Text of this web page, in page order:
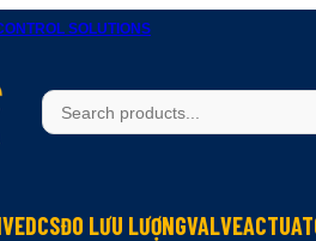
SOLUTIONS
DCSĐO LƯU LƯỢNGVALVE